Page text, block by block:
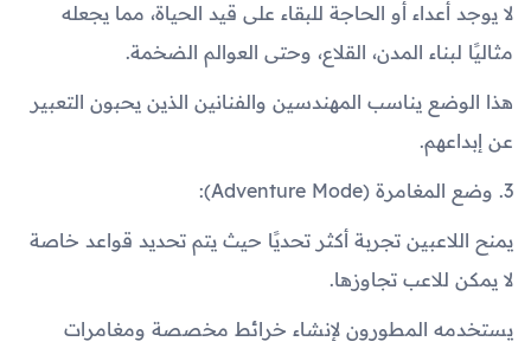
لا يوجد أعداء أو الحاجة للبقاء على قيد الحياة، مما يجعله
مثاليًا لبناء المدن، القلاع، وحتى العوالم الضخمة.
هذا الوضع يناسب المهندسين والفنانين الذين يحبون التعبير
عن إبداعهم.
3. وضع المغامرة (Adventure Mode):
يمنح اللاعبين تجربة أكثر تحديًا حيث يتم تحديد قواعد خاصة
لا يمكن للاعب تجاوزها.
يستخدمه المطورون لإنشاء خرائط مخصصة ومغامرات